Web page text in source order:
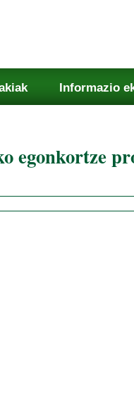
Informazio
egonkortze